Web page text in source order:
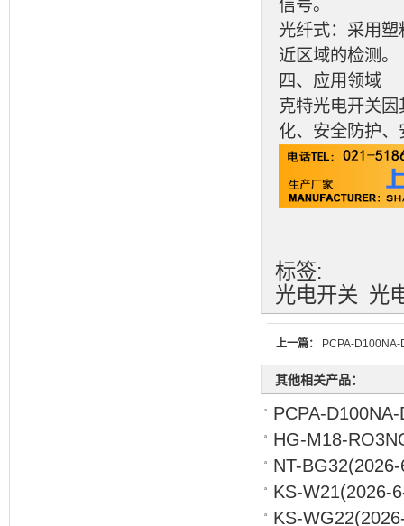
信号。
光纤式：采用
近区域的检测。
四、应用领域
克特光电开关
化、安全防护
标签:
光电开关 光
上一篇： PCPA-D100NA-
其他相关产品：
PCPA-D100NA-
HG-M18-
NT-BG32
KS-W21(2026-
KS-WG22